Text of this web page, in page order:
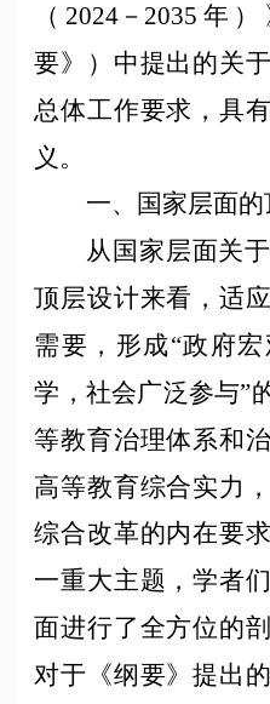
（2024－2035年
要》）中提出的关
总体工作要求，具
义。
一、国家层面的
从国家层面关
顶层设计来看，适
需要，形成“政府
学，社会广泛参与”
等教育治理体系和
高等教育综合实力
综合改革的内在要
一重大主题，学者
面进行了全方位的
对于《纲要》提出